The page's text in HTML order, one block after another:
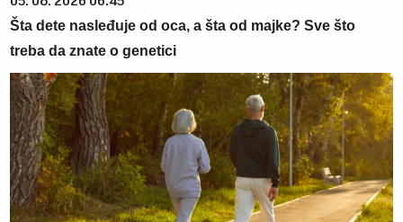
Šta dete nasleđuje od oca, a šta od majke? Sve što
treba da znate o genetici